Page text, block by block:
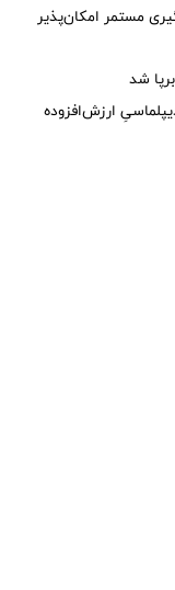
مستمر امکان‌پذیر
شد
ارزش‌افزوده